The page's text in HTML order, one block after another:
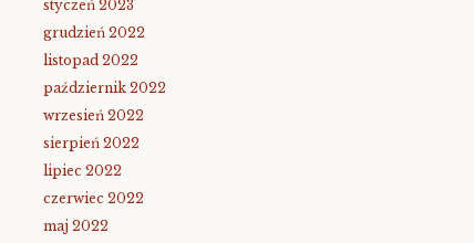
styczeń 2023
grudzień 2022
listopad 2022
październik 2022
wrzesień 2022
sierpień 2022
lipiec 2022
czerwiec 2022
maj 2022